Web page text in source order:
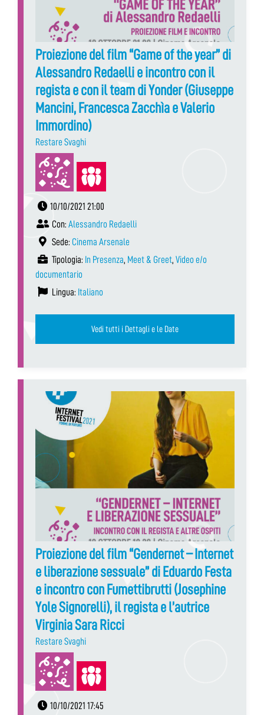
Proiezione del film “Game of the year” di
Alessandro Redaelli e incontro con il
regista e con il team di Yonder (Giuseppe
Mancini, Francesca Zacchìa e Valerio
Immordino)
Restare Svaghi
10/10/2021 21:00
Con: Alessandro Redaelli
Sede: Cinema Arsenale
Tipologia: In Presenza, Meet & Greet, Video e/o
documentario
Lingua: Italiano
Vedi tutti i Dettagli e le Date
Proiezione del film “Gendernet – Internet
e liberazione sessuale” di Eduardo Festa
e incontro con Fumettibrutti (Josephine
Yole Signorelli), il regista e l’autrice
Virginia Sara Ricci
Restare Svaghi
10/10/2021 17:45